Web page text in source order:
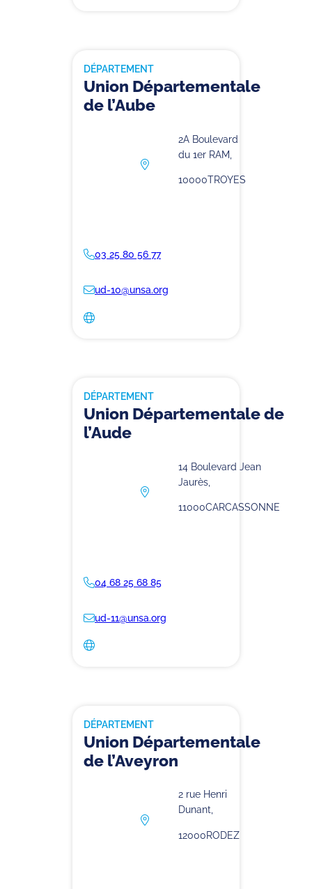
DÉPARTEMENT
Union Départementale
de l’Aube
2A Boulevard
du 1er RAM,
10000TROYES
03 25 80 56 77
ud-10@unsa.org
DÉPARTEMENT
Union Départementale de
l’Aude
14 Boulevard Jean
Jaurès,
11000CARCASSONNE
04 68 25 68 85
ud-11@unsa.org
DÉPARTEMENT
Union Départementale
de l’Aveyron
2 rue Henri
Dunant,
12000RODEZ